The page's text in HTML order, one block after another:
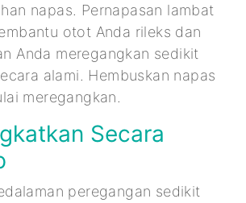
napas. Pernapasan lambat
otot Anda rileks dan
Anda meregangkan sedikit
alami. Hembuskan napas
meregangkan.
Secara
peregangan sedikit